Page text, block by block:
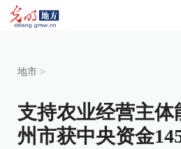
地市 >
支持农业经营主体
州市获中央资金